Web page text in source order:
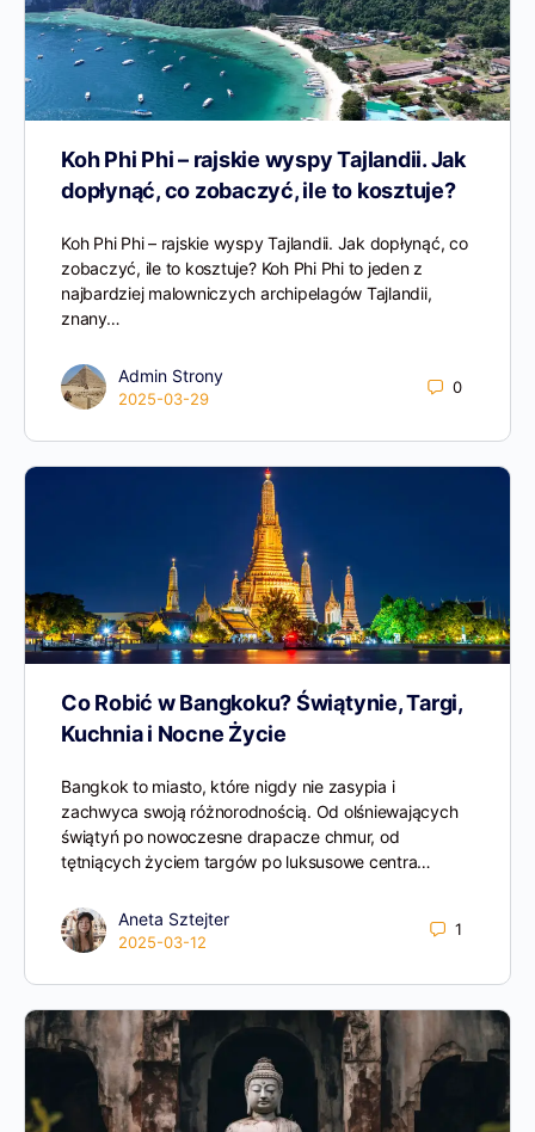
Koh Phi Phi – rajskie wyspy Tajlandii. Jak
dopłynąć, co zobaczyć, ile to kosztuje?
Koh Phi Phi – rajskie wyspy Tajlandii. Jak dopłynąć, co
zobaczyć, ile to kosztuje? Koh Phi Phi to jeden z
najbardziej malowniczych archipelagów Tajlandii,
znany…
Admin Strony
2025-03-29
0
Co Robić w Bangkoku? Świątynie, Targi,
Kuchnia i Nocne Życie
Bangkok to miasto, które nigdy nie zasypia i
zachwyca swoją różnorodnością. Od olśniewających
świątyń po nowoczesne drapacze chmur, od
tętniących życiem targów po luksusowe centra…
Aneta Sztejter
2025-03-12
1